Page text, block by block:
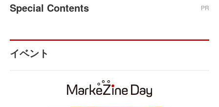
Special Contents PR
イベント